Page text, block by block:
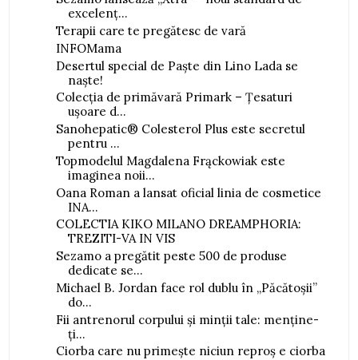
excelenț...
Terapii care te pregătesc de vară
INFOMama
Desertul special de Paște din Lino Lada se
naște!
Colecția de primăvară Primark – Țesaturi
ușoare d...
Sanohepatic® Colesterol Plus este secretul
pentru ...
Topmodelul Magdalena Frąckowiak este
imaginea noii...
Oana Roman a lansat oficial linia de cosmetice
INA...
COLECTIA KIKO MILANO DREAMPHORIA:
TREZITI-VA IN VIS
Sezamo a pregătit peste 500 de produse
dedicate se...
Michael B. Jordan face rol dublu în „Păcătoșii”
do...
Fii antrenorul corpului și minții tale: menține-
ți...
Ciorba care nu primește niciun reproș e ciorba